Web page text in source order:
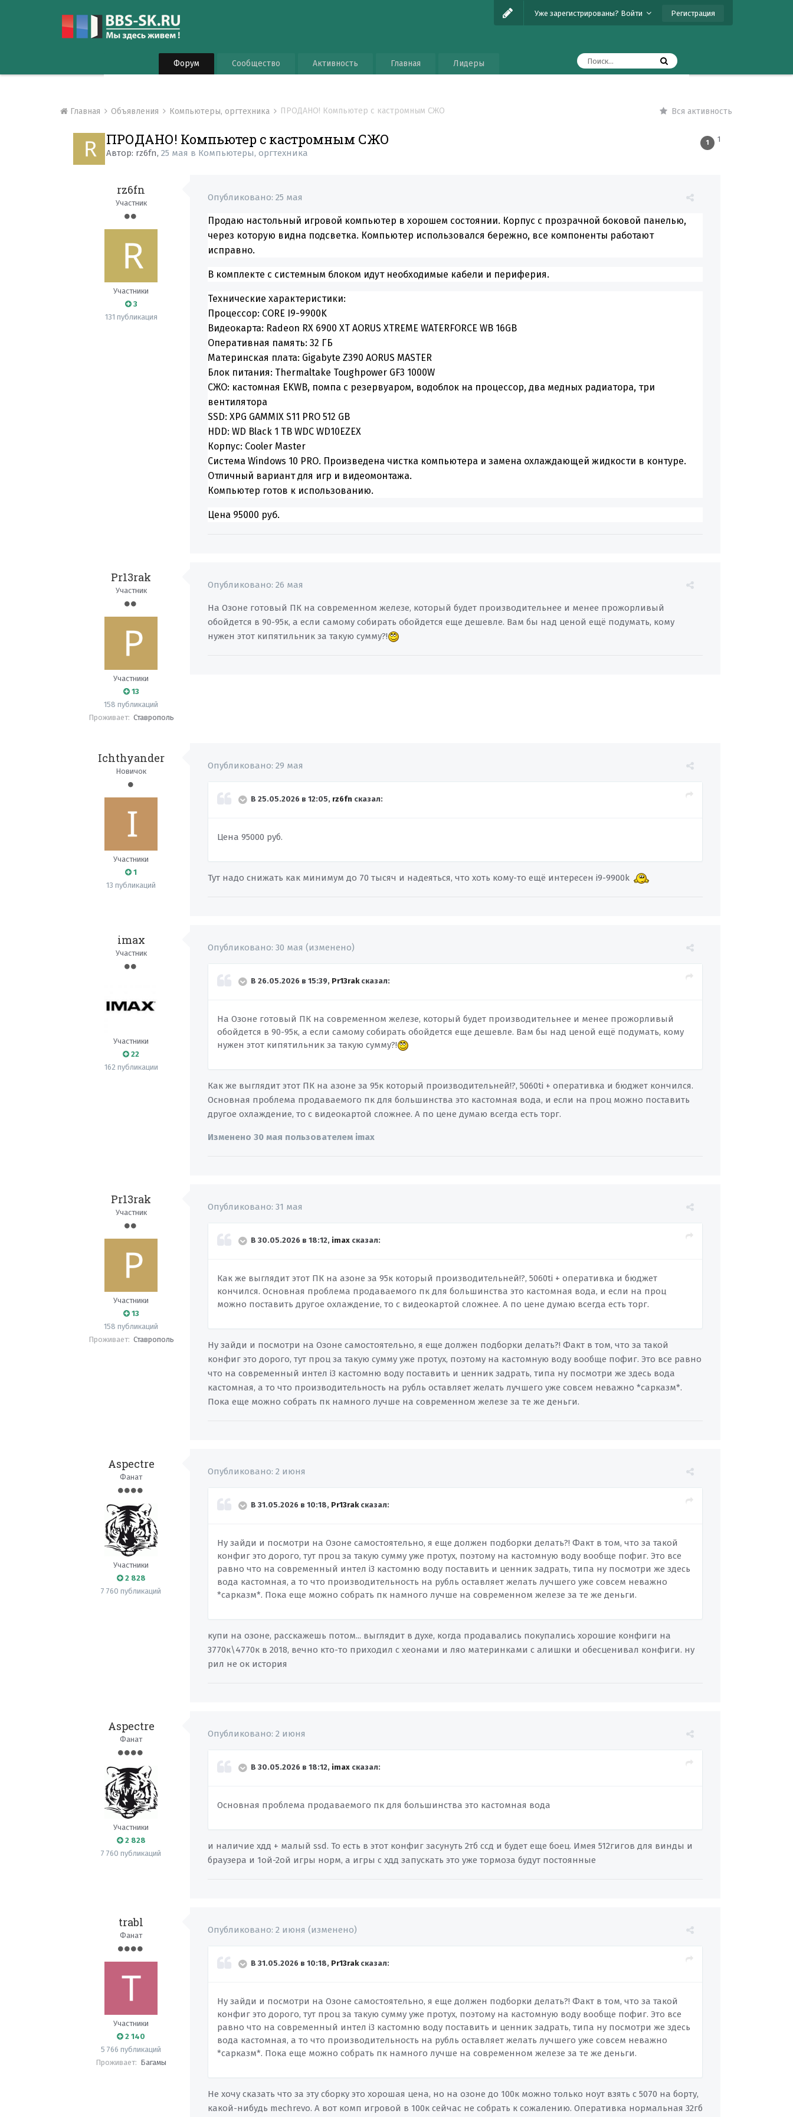
Уже зарегистрированы? Войти Регистрация
Форум Сообщество Активность Главная Лидеры
Вся активность
Главная Объявления Компьютеры, оргтехника ПРОДАНО! Компьютер с кастромным СЖО
1
1
ПРОДАНО! Компьютер с кастромным СЖО
Автор: rz6fn,25 мая в Компьютеры, оргтехника
rz6fn
Участник
Участники
3
131 публикация
Опубликовано:25 мая
Продаю настольный игровой компьютер в хорошем состоянии. Корпус с прозрачной боковой панелью,
через которую видна подсветка. Компьютер использовался бережно, все компоненты работают
исправно.
В комплекте с системным блоком идут необходимые кабели и периферия.
Технические характеристики:
Процессор: CORE I9-9900K
Видеокарта: Radeon RX 6900 XT AORUS XTREME WATERFORCE WB 16GB
Оперативная память: 32 ГБ
Материнская плата: Gigabyte Z390 AORUS MASTER
Блок питания: Thermaltake Toughpower GF3 1000W
СЖО: кастомная EKWB, помпа с резервуаром, водоблок на процессор, два медных радиатора, три
вентилятора
SSD: XPG GAMMIX S11 PRO 512 GB
HDD: WD Black 1 TB WDC WD10EZEX
Корпус: Cooler Master
Система Windows 10 PRO. Произведена чистка компьютера и замена охлаждающей жидкости в контуре.
Отличный вариант для игр и видеомонтажа.
Компьютер готов к использованию.
Цена 95000 руб.
Pr13rak
Участник
Участники
13
158 публикаций
Проживает: Ставрополь
Опубликовано:26 мая
На Озоне готовый ПК на современном железе, который будет производительнее и менее прожорливый
обойдется в 90-95к, а если самому собирать обойдется еще дешевле. Вам бы над ценой ещё подумать, кому
нужен этот кипятильник за такую сумму?!
Ichthyander
Новичок
Участники
1
13 публикаций
Опубликовано:29 мая
В 25.05.2026 в 12:05, rz6fn сказал:
Цена 95000 руб.
Тут надо снижать как минимум до 70 тысяч и надеяться, что хоть кому-то ещё интересен i9-9900k
imax
Участник
Участники
22
162 публикации
Опубликовано:30 мая (изменено)
В 26.05.2026 в 15:39, Pr13rakсказал:
На Озоне готовый ПК на современном железе, который будет производительнее и менее прожорливый
обойдется в 90-95к, а если самому собирать обойдется еще дешевле. Вам бы над ценой ещё подумать, кому
нужен этот кипятильник за такую сумму?!
Как же выглядит этот ПК на азоне за 95к который производительней!?, 5060ti + оперативка и бюджет кончился.
Основная проблема продаваемого пк для большинства это кастомная вода, и если на проц можно поставить
другое охлаждение, то с видеокартой сложнее. А по цене думаю всегда есть торг.
Изменено30 мая пользователем imax
Pr13rak
Участник
Участники
13
158 публикаций
Проживает: Ставрополь
Опубликовано:31 мая
В 30.05.2026 в 18:12, imax сказал:
Как же выглядит этот ПК на азоне за 95к который производительней!?, 5060ti + оперативка и бюджет
кончился. Основная проблема продаваемого пк для большинства это кастомная вода, и если на проц
можно поставить другое охлаждение, то с видеокартой сложнее. А по цене думаю всегда есть торг.
Ну зайди и посмотри на Озоне самостоятельно, я еще должен подборки делать?! Факт в том, что за такой
конфиг это дорого, тут проц за такую сумму уже протух, поэтому на кастомную воду вообще пофиг. Это все равно
что на современный интел i3 кастомню воду поставить и ценник задрать, типа ну посмотри же здесь вода
кастомная, а то что производительность на рубль оставляет желать лучшего уже совсем неважно *сарказм*.
Пока еще можно собрать пк намного лучше на современном железе за те же деньги.
Aspectre
Фанат
Участники
2 828
7 760 публикаций
Опубликовано:2 июня
В 31.05.2026 в 10:18, Pr13rakсказал:
Ну зайди и посмотри на Озоне самостоятельно, я еще должен подборки делать?! Факт в том, что за такой
конфиг это дорого, тут проц за такую сумму уже протух, поэтому на кастомную воду вообще пофиг. Это все
равно что на современный интел i3 кастомню воду поставить и ценник задрать, типа ну посмотри же здесь
вода кастомная, а то что производительность на рубль оставляет желать лучшего уже совсем неважно
*сарказм*. Пока еще можно собрать пк намного лучше на современном железе за те же деньги.
купи на озоне, расскажешь потом... выглядит в духе, когда продавались покупались хорошие конфиги на
3770к\4770к в 2018, вечно кто-то приходил с хеонами и ляо материнками с алишки и обесценивал конфиги. ну
рил не ок история
Aspectre
Фанат
Участники
2 828
7 760 публикаций
Опубликовано:2 июня
В 30.05.2026 в 18:12, imax сказал:
Основная проблема продаваемого пк для большинства это кастомная вода
и наличие хдд + малый ssd. То есть в этот конфиг засунуть 2тб ссд и будет еще боец. Имея 512гигов для винды и
браузера и 1ой-2ой игры норм, а игры с хдд запускать это уже тормоза будут постоянные
trabl
Фанат
Участники
2 140
5 766 публикаций
Проживает: Багамы
Опубликовано:2 июня (изменено)
В 31.05.2026 в 10:18, Pr13rakсказал:
Ну зайди и посмотри на Озоне самостоятельно, я еще должен подборки делать?! Факт в том, что за такой
конфиг это дорого, тут проц за такую сумму уже протух, поэтому на кастомную воду вообще пофиг. Это все
равно что на современный интел i3 кастомню воду поставить и ценник задрать, типа ну посмотри же здесь
вода кастомная, а то что производительность на рубль оставляет желать лучшего уже совсем неважно
*сарказм*. Пока еще можно собрать пк намного лучше на современном железе за те же деньги.
Не хочу сказать что за эту сборку это хорошая цена, но на озоне до 100к можно только ноут взять с 5070 на борту,
какой-нибудь mechrevo. А вот комп игровой в 100к сейчас не собрать к сожалению. Оперативка нормальная 32гб